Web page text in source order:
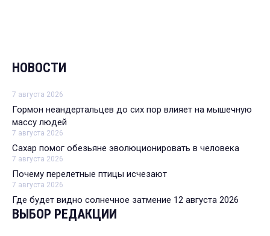
НОВОСТИ
7 августа 2026
Гормон неандертальцев до сих пор влияет на мышечную
массу людей
7 августа 2026
Сахар помог обезьяне эволюционировать в человека
7 августа 2026
Почему перелетные птицы исчезают
7 августа 2026
Где будет видно солнечное затмение 12 августа 2026
ВЫБОР РЕДАКЦИИ